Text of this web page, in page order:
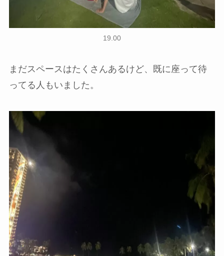
19.00
まだスペースはたくさんあるけど、既に座って待
ってる人もいました。